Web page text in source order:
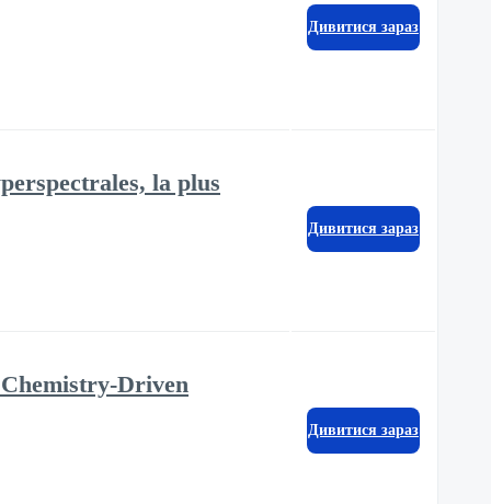
Дивитися зараз
la plus
Дивитися зараз
Driven
Дивитися зараз